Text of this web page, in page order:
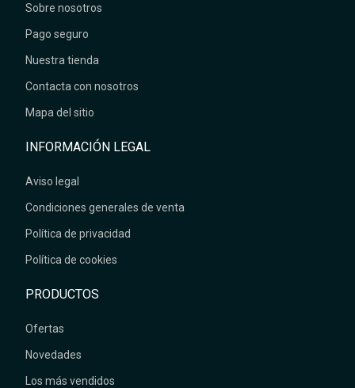
Sobre nosotros
Pago seguro
Nuestra tienda
Contacta con nosotros
Mapa del sitio
INFORMACIÓN LEGAL
Aviso legal
Condiciones generales de venta
Política de privacidad
Política de cookies
PRODUCTOS
Ofertas
Novedades
Los más vendidos